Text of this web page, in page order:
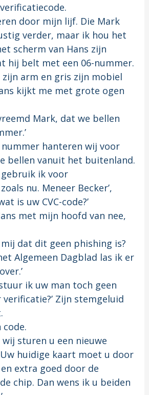
door mijn lijf. Die Mark
verder, maar ik hou het
scherm van Hans zijn
hij belt met een 06-nummer.
zijn arm en gris zijn mobiel
kijkt me met grote ogen
Mark, dat we bellen
hanteren wij voor
bellen vanuit het buitenland.
ik voor
nu. Meneer Becker’,
is uw CVC-code?’
met mijn hoofd van nee,
mij dat dit geen phishing is?
Algemeen Dagblad las ik er
ik uw man toch geen
Zijn stemgeluid
wij sturen u een nieuwe
huidige kaart moet u door
extra goed door de
chip. Dan wens ik u beiden